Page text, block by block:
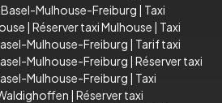
Mulhouse-Freiburg | Taxi
| Réserver taxi Mulhouse | Taxi
Mulhouse-Freiburg | Tarif taxi
Mulhouse-Freiburg | Réserver taxi
Mulhouse-Freiburg | Taxi
| Réserver taxi